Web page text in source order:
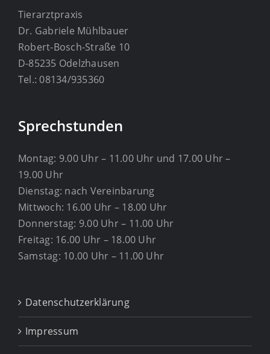
Tierarztpraxis
Dr. Gabriele Mühlbauer
Robert-Bosch-Straße 10
D-85235 Odelzhausen
Tel.: 08134/935360
Sprechstunden
Montag: 9.00 Uhr – 11.00 Uhr und 17.00 Uhr –
19.00 Uhr
Dienstag: nach Vereinbarung
Mittwoch: 16.00 Uhr – 18.00 Uhr
Donnerstag: 9.00 Uhr – 11.00 Uhr
Freitag: 16.00 Uhr – 18.00 Uhr
Samstag: 10.00 Uhr – 11.00 Uhr
Datenschutzerklärung
Impressum